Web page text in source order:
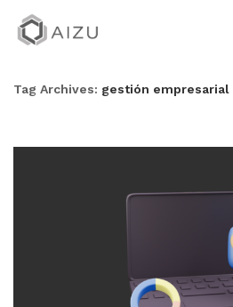
Tag Archives: gestión empresarial